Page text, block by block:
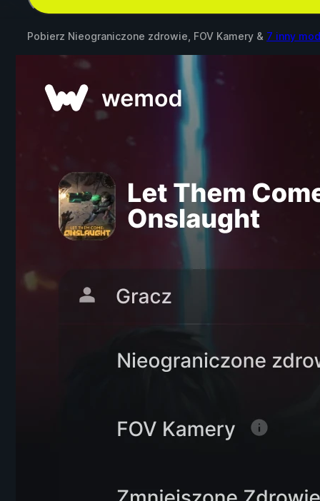
Pobierz Nieograniczone zdrowie, FOV Kamery & 7 inny mod